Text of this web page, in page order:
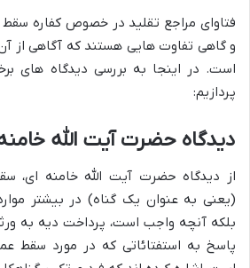
فتاوای مراجع تقلید در خصوص کفاره
و گاهی تفاوت هایی هستند که آگاهی از
است. در اینجا به بررسی دیدگاه های
پردازیم:
دیدگاه حضرت آیت الله
از دیدگاه حضرت آیت الله خامنه ای،
(یعنی به عنوان یک گناه) در بیشتر
بلکه آنچه واجب است، پرداخت دیه به
پاسخ به استفتائاتی که در مورد سقط